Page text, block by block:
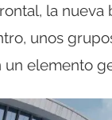
la
unos
elemento